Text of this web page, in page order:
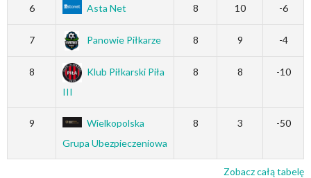
6 Asta Net 8 10 -6
7 Panowie Piłkarze 8 9 -4
8
Klub Piłkarski Piła
III
8 8 -10
9
Wielkopolska
Grupa Ubezpieczeniowa
8 3 -50
Zobacz całą tabelę